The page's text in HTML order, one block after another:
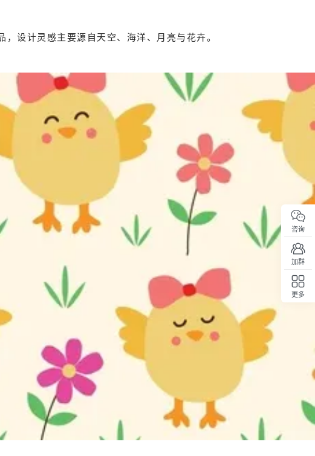
设计灵感主要源自天空、海洋、月亮与花卉。
咨询
加群
更多
回顶部